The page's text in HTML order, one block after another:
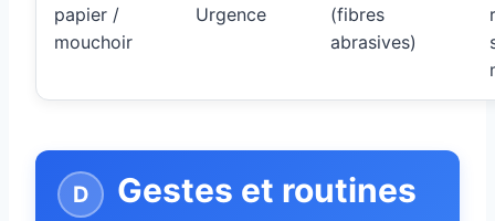
papier /
mouchoir
Urgence
(fibres
abrasives)
Gestes et routines